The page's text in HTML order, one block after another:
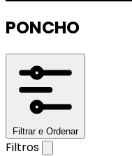
PONCHO
Filtrar e Ordenar
Filtros